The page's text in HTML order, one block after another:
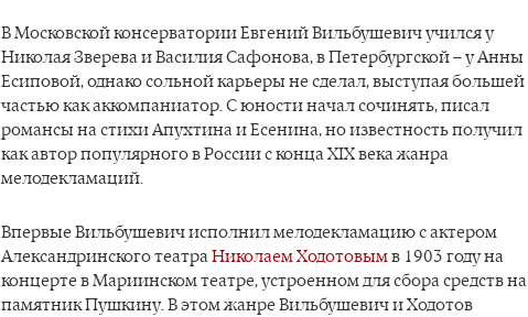
В Московской консерватории Евгений Вильбушевич учился у
Николая Зверева и Василия Сафонова, в Петербургской – у Анны
Есиповой, однако сольной карьеры не сделал, выступая большей
частью как аккомпаниатор. С юности начал сочинять, писал
романсы на стихи Апухтина и Есенина, но известность получил
как автор популярного в России с конца XIX века жанра
мелодекламаций.
Впервые Вильбушевич исполнил мелодекламацию с актером
Александринского театраНиколаем Ходотовымв 1903 году на
концерте в Мариинском театре, устроенном для сбора средств на
памятник Пушкину. В этом жанре Вильбушевич и Ходотов